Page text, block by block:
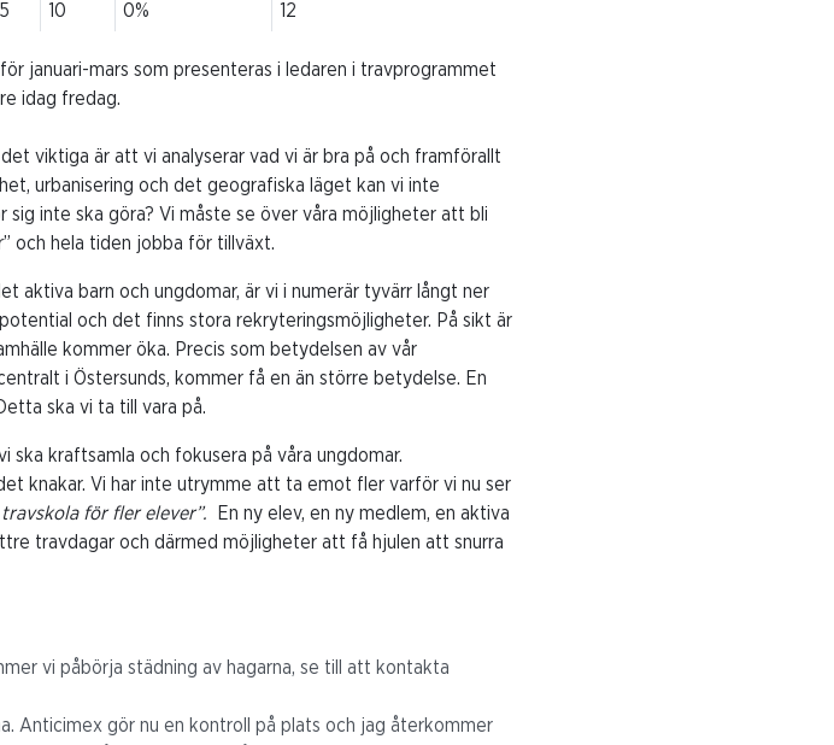
10 0% 12
januari-mars som presenteras i ledaren i travprogrammet
idag fredag.
viktiga är att vi analyserar vad vi är bra på och framförallt
urbanisering och det geografiska läget kan vi inte
inte ska göra? Vi måste se över våra möjligheter att bli
och hela tiden jobba för tillväxt.
aktiva barn och ungdomar, är vi i numerär tyvärr långt ner
och det finns stora rekryteringsmöjligheter. På sikt är
kommer öka. Precis som betydelsen av vår
i Östersunds, kommer få en än större betydelse. En
ska vi ta till vara på.
ska kraftsamla och fokusera på våra ungdomar.
knakar. Vi har inte utrymme att ta emot fler varför vi nu ser
travskola för fler elever”. En ny elev, en ny medlem, en aktiva
travdagar och därmed möjligheter att få hjulen att snurra
vi påbörja städning av hagarna, se till att kontakta
Anticimex gör nu en kontroll på plats och jag återkommer